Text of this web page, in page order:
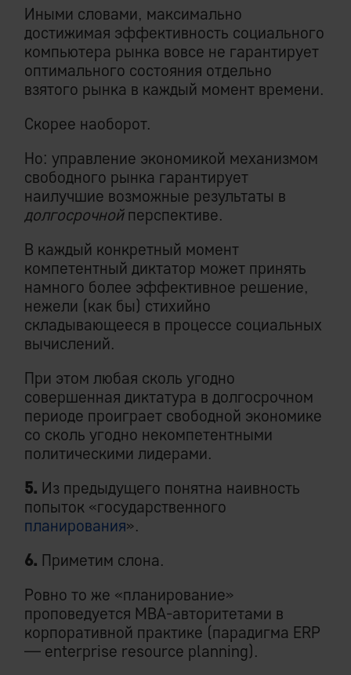
Иными словами, максимально
достижимая эффективность социального
компьютера рынка вовсе не гарантирует
оптимального состояния отдельно
взятого рынка в каждый момент времени.
Скорее наоборот.
Но: управление экономикой механизмом
свободного рынка гарантирует
наилучшие возможные результаты в
долгосрочнойперспективе.
В каждый конкретный момент
компетентный диктатор может принять
намного более эффективное решение,
нежели (как бы) стихийно
складывающееся в процессе социальных
вычислений.
При этом любая сколь угодно
совершенная диктатура в долгосрочном
периоде проиграет свободной экономике
со сколь угодно некомпетентными
политическими лидерами.
5. Из предыдущего понятна наивность
попыток «государственного
планирования».
6. Приметим слона.
Ровно то же «планирование»
проповедуется MBA-авторитетами в
корпоративной практике (парадигма ERP
— enterprise resource planning).